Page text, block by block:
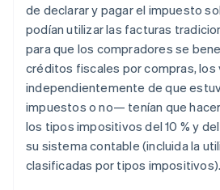
de declarar y pagar el impuesto
podían utilizar las facturas
para que los compradores se
créditos fiscales por compras,
independientemente de que
impuestos o no— tenían que
los tipos impositivos del 10 % y
su sistema contable (incluida la
clasificadas por tipos impositivos).